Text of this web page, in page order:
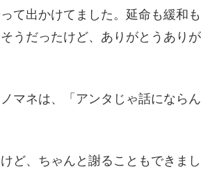
て出かけてました。延命も緩和
うだったけど、ありがとうあり
マネは、「アンタじゃ話になら
ど、ちゃんと謝ることもできま